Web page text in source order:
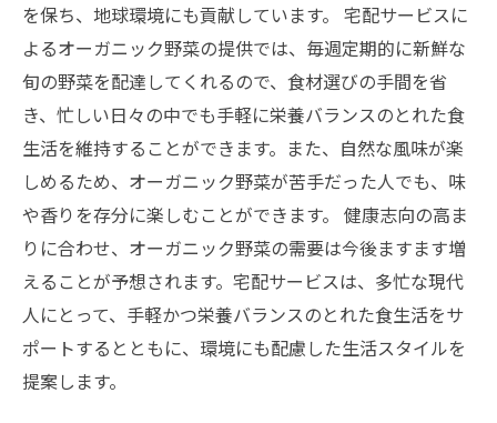
を保ち、地球環境にも貢献しています。 宅配サービスに
よるオーガニック野菜の提供では、毎週定期的に新鮮な
旬の野菜を配達してくれるので、食材選びの手間を省
き、忙しい日々の中でも手軽に栄養バランスのとれた食
生活を維持することができます。また、自然な風味が楽
しめるため、オーガニック野菜が苦手だった人でも、味
や香りを存分に楽しむことができます。 健康志向の高ま
りに合わせ、オーガニック野菜の需要は今後ますます増
えることが予想されます。宅配サービスは、多忙な現代
人にとって、手軽かつ栄養バランスのとれた食生活をサ
ポートするとともに、環境にも配慮した生活スタイルを
提案します。